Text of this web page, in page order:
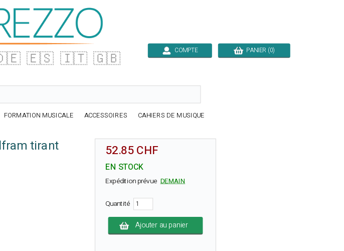
🇪🇸 🇮🇹 🇬🇧 COMPTE PANIER (0)
FORMATION MUSICALE ACCESSOIRES CAHIERS DE MUSIQUE
tirant 52.85 CHF
EN STOCK
Expédition prévueDEMAIN
Quantité
Ajouter au panier